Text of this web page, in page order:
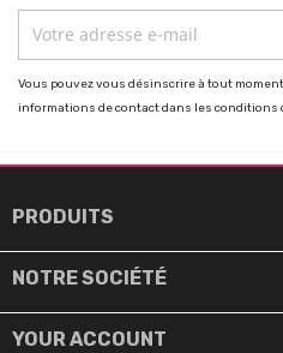
Vous pouvez vous désinscrire à tout
informations de contact dans les
PRODUITS
NOTRE SOCIÉTÉ
YOUR ACCOUNT